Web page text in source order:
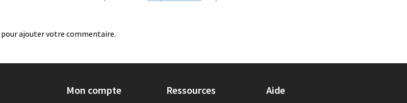
pour ajouter votre commentaire.
Mon compte Ressources Aide